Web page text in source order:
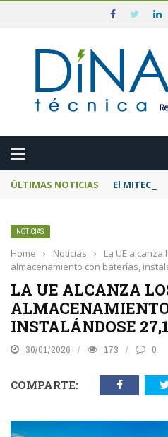
ÚLTIMAS NOTICIAS El
NOTICIAS
Home › Noticias ›
La UE alcanza
almacenamiento con baterías,
LA UE ALCANZA
INSTALÁNDOSE
30/01/2026 173 0
COMPARTE: